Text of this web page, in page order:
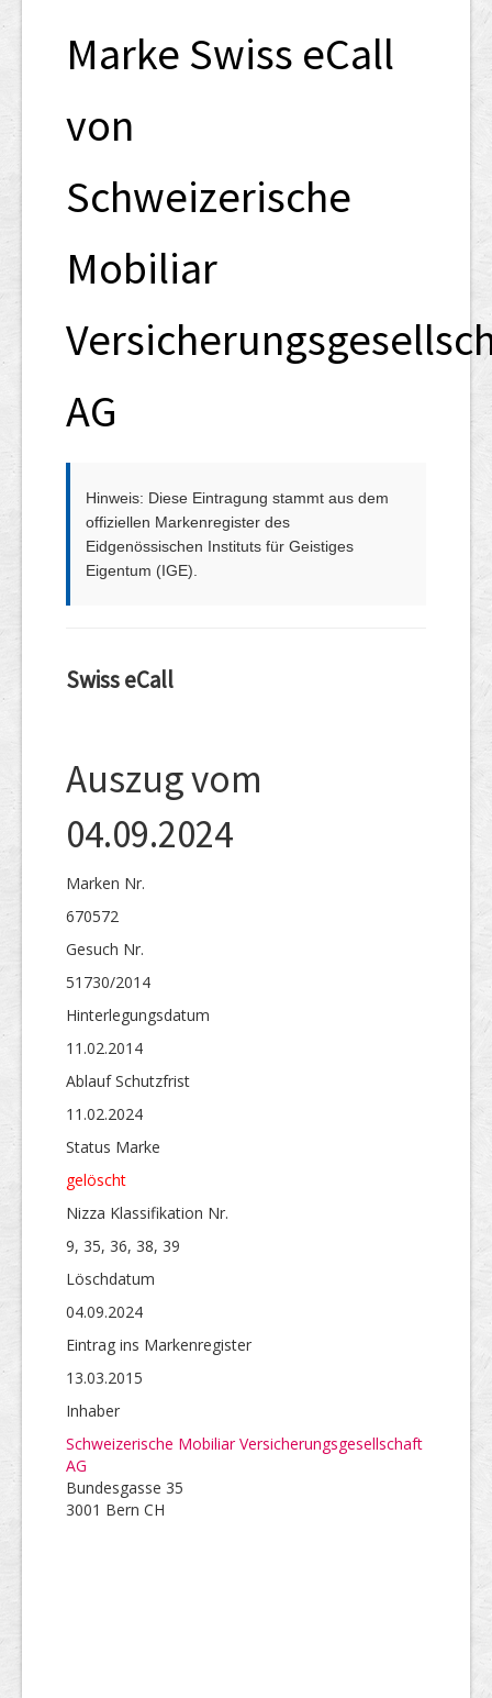
Marke Swiss eCall
von
Schweizerische
Mobiliar
AG
Hinweis: Diese Eintragung stammt aus dem
offiziellen Markenregister des
Eidgenössischen Instituts für Geistiges
Eigentum (IGE).
Swiss eCall
Auszug vom
04.09.2024
Marken Nr.
670572
Gesuch Nr.
51730/2014
Hinterlegungs­datum
11.02.2014
Ablauf Schutzfrist
11.02.2024
Status Marke
gelöscht
Nizza Klassifikation Nr.
9, 35, 36, 38, 39
Löschdatum
04.09.2024
Eintrag ins Markenregister
13.03.2015
Inhaber
Schweizerische Mobiliar Versicherungsgesellschaft
AG
Bundesgasse 35
3001 Bern CH